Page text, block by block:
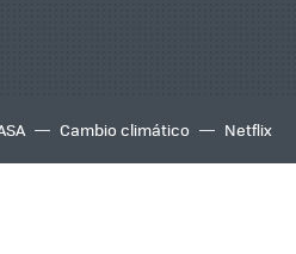
Cambio climático Netflix